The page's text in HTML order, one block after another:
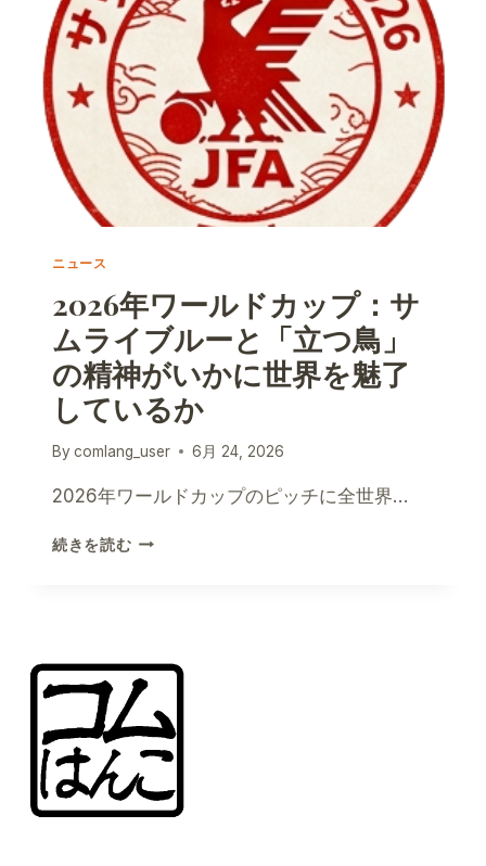
ニュース
2026年ワールドカップ：サ
ムライブルーと「立つ鳥」
の精神がいかに世界を魅了
しているか
By comlang_user 6月 24, 2026
2026年ワールドカップのピッチに全世界…
続きを読む2026
カ
ッ
プ：
ラ
イ